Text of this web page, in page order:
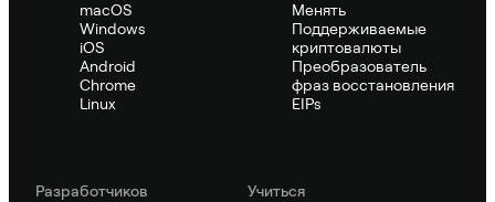
macOS
Windows
iOS
Android
Chrome
Linux
Менять
Поддерживаемые
криптовалюты
Преобразователь
фраз восстановления
EIPs
Pазработчиков
Учиться